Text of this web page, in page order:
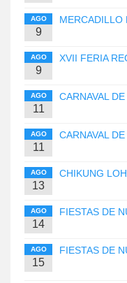
AGO
9
MERCADILLO
AGO
9
XVII FERIA
AGO
11
CARNAVAL
AGO
11
CARNAVAL
AGO
13
CHIKUNG
AGO
14
FIESTAS DE
AGO
15
FIESTAS DE